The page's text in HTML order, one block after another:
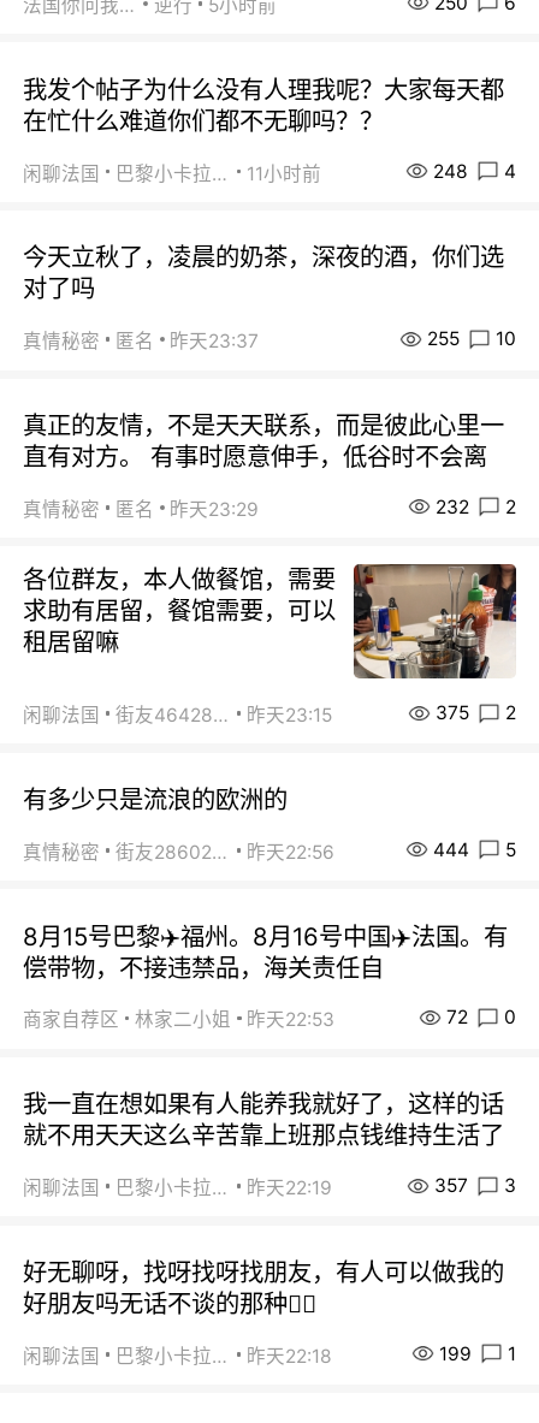
法国你问我答 逆行 5小时前
我发个帖子为什么没有人理我呢？大家每天都
在忙什么难道你们都不无聊吗？？
闲聊法国 巴黎小卡拉咪 11小时前 248 4
今天立秋了，凌晨的奶茶，深夜的酒，你们选
对了吗
真情秘密 匿名 昨天23:37 255 10
真正的友情，不是天天联系，而是彼此心里一
直有对方。 有事时愿意伸手，低谷时不会离
真情秘密 匿名 昨天23:29 232 2
各位群友，本人做餐馆，需要
求助有居留，餐馆需要，可以
租居留嘛
闲聊法国 街友46428878 昨天23:15 375 2
有多少只是流浪的欧洲的
真情秘密 街友28602925 昨天22:56 444 5
8月15号巴黎✈️福州。8月16号中国✈️法国。有
偿带物，不接违禁品，海关责任自
商家自荐区 林家二小姐 昨天22:53 72 0
我一直在想如果有人能养我就好了，这样的话
就不用天天这么辛苦靠上班那点钱维持生活了
闲聊法国 巴黎小卡拉咪 昨天22:19 357 3
好无聊呀，找呀找呀找朋友，有人可以做我的
好朋友吗无话不谈的那种😮‍💨
闲聊法国 巴黎小卡拉咪 昨天22:18 199 1